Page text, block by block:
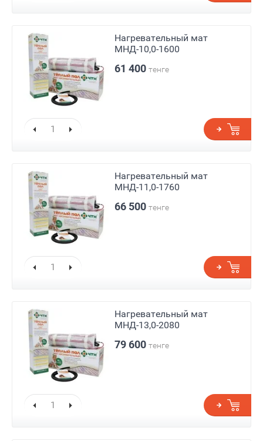
Нагревательный мат
МНД-10,0-1600
61 400 тенге
Нагревательный мат
МНД-11,0-1760
66 500 тенге
Нагревательный мат
МНД-13,0-2080
79 600 тенге